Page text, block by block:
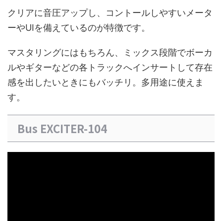
クリアに音圧アップし、コントールしやすいメータ
ーやUIを備えているのが特徴です。
マスタリングにはもちろん、ミックス段階でボーカ
ルやギターなどの各トラックへインサートして存在
感を出したいときにもバッチリ。多用途に使えま
す。
Bus EXCITER-104